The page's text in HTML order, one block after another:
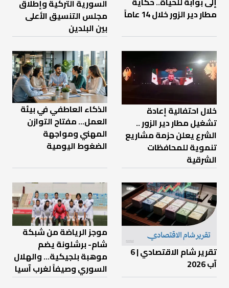
مطار دير الزور خلال 14 عاماً
السورية التركية وإطلاق
مجلس التنسيق الأعلى
بين البلدين
خلال احتفالية إعادة
تشغيل مطار دير الزور ..
الشرع يعلن حزمة مشاريع
تنموية للمحافظات
الشرقية
الذكاء العاطفي في بيئة
العمل… مفتاح التوازن
المهني ومواجهة
الضغوط اليومية
تقرير شام الاقتصادي | 6
آب 2026
موجز الرياضة من شبكة
شام- برشلونة يضم
موهبة بلجيكية... والهلال
السوري وصيفاً لغرب آسيا